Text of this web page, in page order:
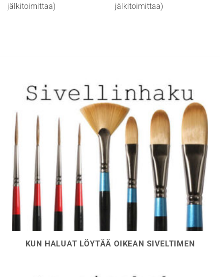
muunnelma.
jälkitoimittaa)
muunnelma.
jälkitoimittaa)
KUN HALUAT LÖYTÄÄ OIKEAN SIVELTIMEN